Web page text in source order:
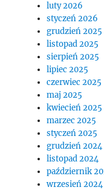
luty 2026
styczeń 2026
grudzień 2025
listopad 2025
sierpień 2025
lipiec 2025
czerwiec 2025
maj 2025
kwiecień 2025
marzec 2025
styczeń 2025
grudzień 2024
listopad 2024
październik
wrzesień 2024